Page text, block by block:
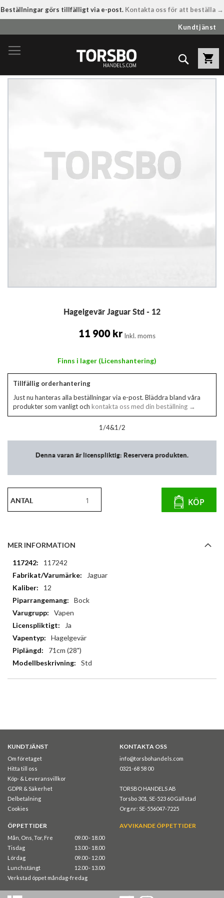
Beställningar görs tillfälligt via e-post. Kontakta oss för att beställa →
till
innehållet
Kundtjänst
Sök
Hagelgevär Jaguar Std - 12
11 900 kr Inkl. moms
Finns i lager (Licenshantering)
Tillfällig orderhantering
Just nu hanteras alla beställningar via e-post. Bläddra bland våra
produkter som vanligt och kontakta oss med din beställning →
1/4&1/2
Denna varan är licenspliktig: Reservera produkten.
ANTAL KÖP
MER INFORMATION
Mer
information
117242
Jaguar
12
Bock
Vapen
Ja
Hagelgevär
71cm (28")
Std
KUNDTJÄNST
Om företaget
Hitta till oss
Köp- & Leveransvillkor
GDPR & Säkerhet
Delbetalning
Cookies
KONTAKTA OSS
info@torsbohandels.com
0321-68 58 00
TORSBO HANDELS AB
Torsbo 301, SE-523 60 Gällstad
Org.nr: SE-556047-7225
ÖPPETTIDER
Mån, Ons, Tor, Fre
09.00 - 18.00
Tisdag
13.00 - 18.00
Lördag
09.00 - 12.00
Lunchstängt
12.00 - 13.00
Verkstad öppet måndag-fredag
AVVIKANDE ÖPPETTIDER